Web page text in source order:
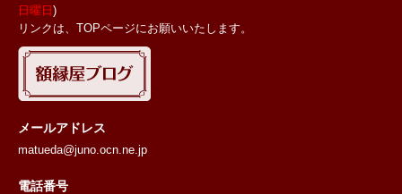
日曜日 )
リンクは、TOPページにお願いいたします。
メールアドレス
matueda@juno.ocn.ne.jp
電話番号